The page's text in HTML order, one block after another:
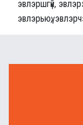
эвлэршгүй,
эвлэрьюү,